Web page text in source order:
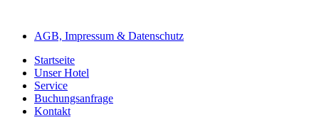
AGB, Impressum & Datenschutz
Startseite
Unser Hotel
Service
Buchungsanfrage
Kontakt